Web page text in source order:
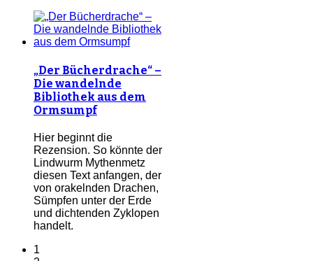
„Der Bücherdrache“ –
Die wandelnde
Bibliothek aus dem
Ormsumpf
Hier beginnt die
Rezension. So könnte der
Lindwurm Mythenmetz
diesen Text anfangen, der
von orakelnden Drachen,
Sümpfen unter der Erde
und dichtenden Zyklopen
handelt.
1